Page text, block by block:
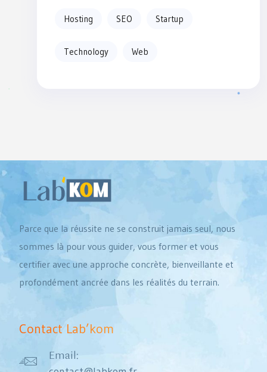
Hosting SEO Startup
Technology Web
Parce que la réussite ne se construit jamais seul, nous
sommes là pour vous guider, vous former et vous
certifier avec une approche concrète, bienveillante et
profondément ancrée dans les réalités du terrain.
Contact Lab’kom
Email: